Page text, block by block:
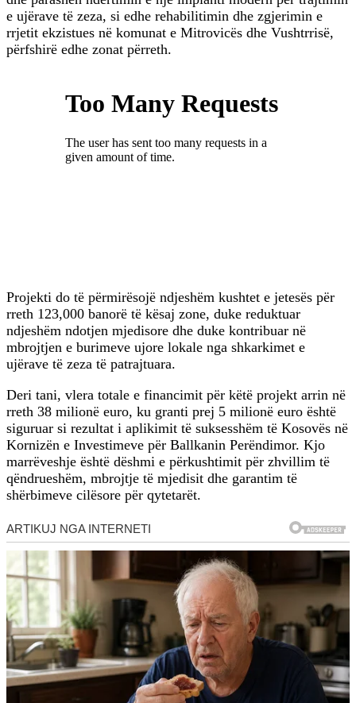
e ujërave të zeza, si edhe rehabilitimin dhe zgjerimin e
rrjetit ekzistues në komunat e Mitrovicës dhe Vushtrrisë,
përfshirë edhe zonat përreth.
Projekti do të përmirësojë ndjeshëm kushtet e jetesës për
rreth 123,000 banorë të kësaj zone, duke reduktuar
ndjeshëm ndotjen mjedisore dhe duke kontribuar në
mbrojtjen e burimeve ujore lokale nga shkarkimet e
ujërave të zeza të patrajtuara.
Deri tani, vlera totale e financimit për këtë projekt arrin në
rreth 38 milionë euro, ku granti prej 5 milionë euro është
siguruar si rezultat i aplikimit të suksesshëm të Kosovës në
Kornizën e Investimeve për Ballkanin Perëndimor. Kjo
marrëveshje është dëshmi e përkushtimit për zhvillim të
qëndrueshëm, mbrojtje të mjedisit dhe garantim të
shërbimeve cilësore për qytetarët.